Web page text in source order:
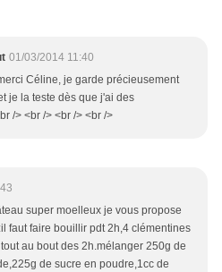
01/03/2014 11:40
Céline, je garde précieusement
je la teste dès que j'ai des
/> <br /> <br /> <br />
super moelleux je vous propose
faut faire bouillir pdt 2h,4 clémentines
au bout des 2h.mélanger 250g de
de sucre en poudre,1cc de